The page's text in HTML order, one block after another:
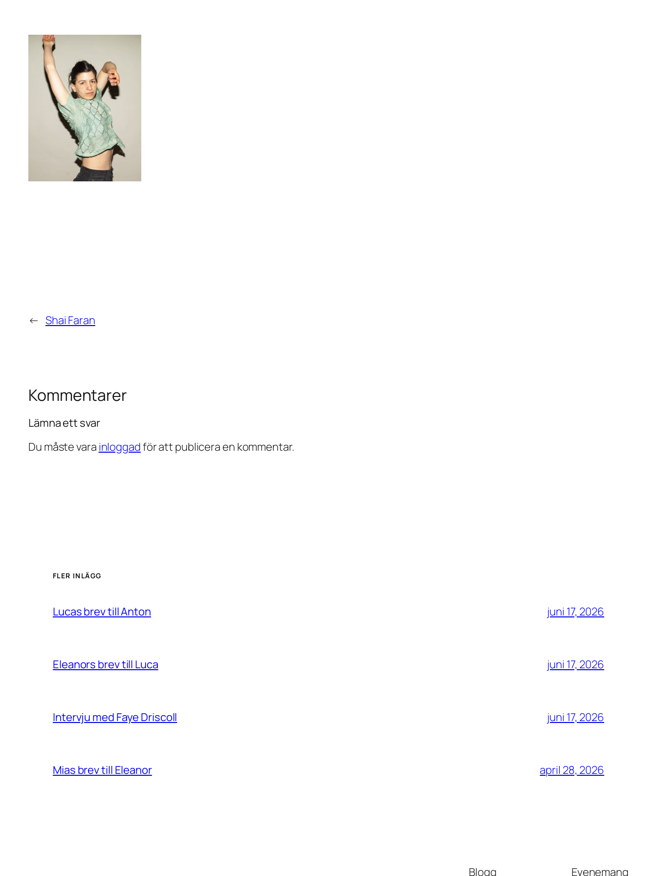
← Shai Faran
Kommentarer
Lämna ett svar
Du måste vara inloggadför att publicera en kommentar.
FLER INLÄGG
Lucas brev till Anton juni 17, 2026
Eleanors brev till Luca juni 17, 2026
Intervju med Faye Driscoll juni 17, 2026
Mias brev till Eleanor april 28, 2026
Blogg Evenemang